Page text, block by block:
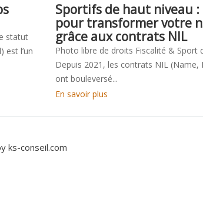
statut
est l’un
Sportifs de haut niveau :
pour transformer votre
grâce aux contrats NIL
Photo libre de droits Fiscalité & Sport
Depuis 2021, les contrats NIL (Name,
ont bouleversé...
En savoir plus
ks-conseil.com